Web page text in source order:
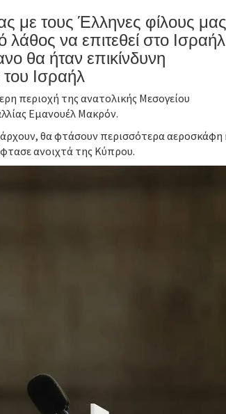
με τους Έλληνες φίλους μας
να επιτεθεί στο
θα ήταν επικίνδυνη
Ισραήλ
περιοχή της ανατολικής Μεσογείου
Εμανουέλ Μακρόν.
θα φτάσουν περισσότερα αεροσκάφη
ανοιχτά της Κύπρου.